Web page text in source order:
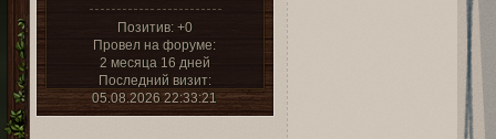
Позитив: +0
Провел на форуме:
2 месяца 16 дней
Последний визит:
05.08.2026 22:33:21